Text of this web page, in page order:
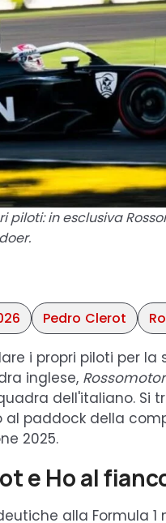
piloti: in esclusiva
Pedro Clerot
i propri piloti per la
inglese,
dell'italiano. Si
paddock della
2025.
e Ho al
alla Formula 1